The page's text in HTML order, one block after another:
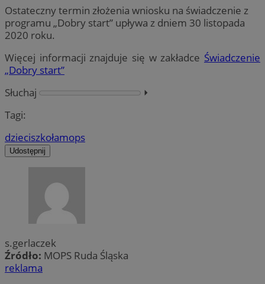
Ostateczny termin złożenia wniosku na świadczenie z
programu „Dobry start” upływa z dniem 30 listopada
2020 roku.
Więcej informacji znajduje się w zakładce Świadczenie
„Dobry start”
Słuchaj
⏵︎
Tagi:
dzieciszkołamops
Udostępnij
s.gerlaczek
Źródło: MOPS Ruda Śląska
reklama